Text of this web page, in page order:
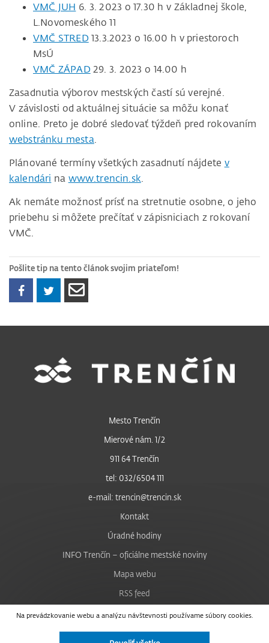
VMČ JUH 6. 3. 2023 o 17.30 h v Základnej škole,
L.Novomeského 11
VMČ STRED 13.3.2023 o 16.00 h v priestoroch
MsÚ
VMČ ZÁPAD 29. 3. 2023 o 14.00 h
Zasadnutia výborov mestských častí sú verejné.
V závislosti od aktuálnej situácie sa môžu konať
online. Preto je dobré sledovať týždeň pred rokovaním
webstránku mesta.
Plánované termíny všetkých zasadnutí nájdete v
kalendári na www.trencin.sk.
Ak nemáte možnosť prísť na stretnutie osobne, o jeho
priebehu si môžete prečítať v zápisniciach z rokovaní
VMČ.
Pošlite tip na tento článok svojim priateľom!
Na prevádzkovanie webu a analýzu návštevnosti používame súbory cookies.
Mesto Trenčín
Mierové nám. 1/2
911 64 Trenčín
tel: 032/6504 111
e-mail: trencin@trencin.sk
Kontakt
Úradné hodiny
INFO Trenčín – oficiálne mestské noviny
Mapa webu
RSS feed
Nastavenie cookies
Facebook